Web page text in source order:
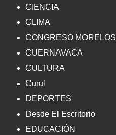
CIENCIA
CLIMA
CONGRESO MORELOS
CUERNAVACA
CULTURA
Curul
DEPORTES
Desde El Escritorio
EDUCACIÓN